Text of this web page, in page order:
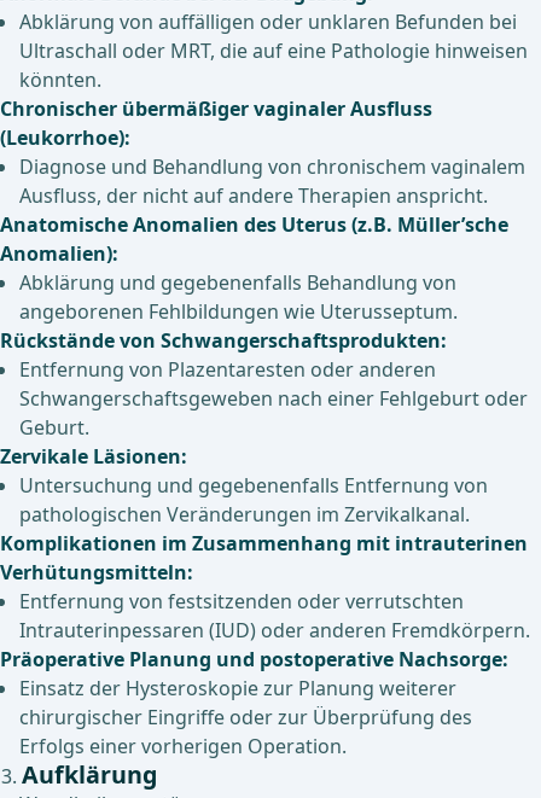
Abklärung von auffälligen oder unklaren Befunden bei
Ultraschall oder MRT, die auf eine Pathologie hinweisen
könnten.
Chronischer übermäßiger vaginaler Ausfluss
(Leukorrhoe):
Diagnose und Behandlung von chronischem vaginalem
Ausfluss, der nicht auf andere Therapien anspricht.
Anatomische Anomalien des Uterus (z.B. Müller’sche
Anomalien):
Abklärung und gegebenenfalls Behandlung von
angeborenen Fehlbildungen wie Uterusseptum.
Rückstände von Schwangerschaftsprodukten:
Entfernung von Plazentaresten oder anderen
Schwangerschaftsgeweben nach einer Fehlgeburt oder
Geburt.
Zervikale Läsionen:
Untersuchung und gegebenenfalls Entfernung von
pathologischen Veränderungen im Zervikalkanal.
Komplikationen im Zusammenhang mit intrauterinen
Verhütungsmitteln:
Entfernung von festsitzenden oder verrutschten
Intrauterinpessaren (IUD) oder anderen Fremdkörpern.
Präoperative Planung und postoperative Nachsorge:
Einsatz der Hysteroskopie zur Planung weiterer
chirurgischer Eingriffe oder zur Überprüfung des
Erfolgs einer vorherigen Operation.
Aufklärung